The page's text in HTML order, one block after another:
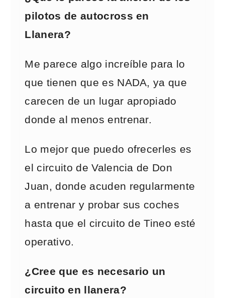
pilotos de autocross en
Llanera?
Me parece algo increíble para lo
que tienen que es NADA, ya que
carecen de un lugar apropiado
donde al menos entrenar.
Lo mejor que puedo ofrecerles es
el circuito de Valencia de Don
Juan, donde acuden regularmente
a entrenar y probar sus coches
hasta que el circuito de Tineo esté
operativo.
¿Cree que es necesario un
circuito en llanera?